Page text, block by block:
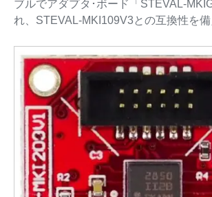
ブルでアダプタ･ボード「STEVAL-
れ、STEVAL-MKI109V3との互換性を備